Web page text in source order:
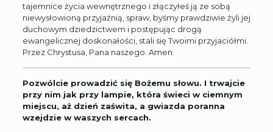
tajemnice życia wewnętrznego i złączyłeś ją ze sobą
niewysłowioną przyjaźnią, spraw, byśmy prawdziwie żyli jej
duchowym dziedzictwem i postępując drogą
ewangelicznej doskonałości, stali się Twoimi przyjaciółmi.
Przez Chrystusa, Pana naszego. Amen.
Pozwólcie prowadzić się Bożemu słowu. I trwajcie
przy nim jak przy lampie, która świeci w ciemnym
miejscu, aż dzień zaświta, a gwiazda poranna
wzejdzie w waszych sercach.